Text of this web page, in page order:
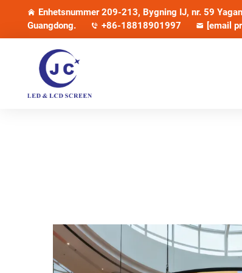
Enhetsnummer 209-213, Bygning IJ, nr. 59
Guangdong.
+86-18818901997 [email